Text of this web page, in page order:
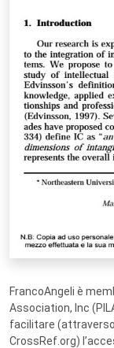
FrancoAngeli è
Association, Inc
facilitare
CrossRef.org)